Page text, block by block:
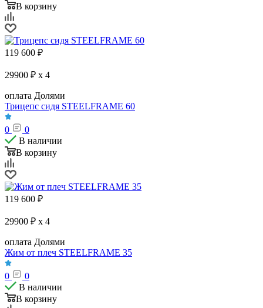
В корзину
119 600 ₽
29900 ₽ x 4
оплата Долями
Трицепс сидя STEELFRAME 60
0
0
В наличии
В корзину
119 600 ₽
29900 ₽ x 4
оплата Долями
Жим от плеч STEELFRAME 35
0
0
В наличии
В корзину